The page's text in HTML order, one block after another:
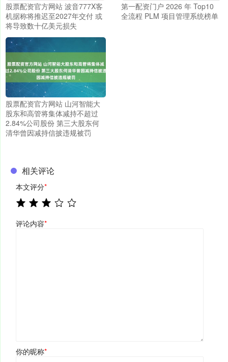
股票配资官方网站 波音777X客
机据称将推迟至2027年交付 或
将导致数十亿美元损失
第一配资门户 2026 年 Top10
全流程 PLM 项目管理系统榜单
股票配资官方网站 山河智能大
股东和高管将集体减持不超过
2.84%公司股份 第三大股东何
清华曾因减持信披违规被罚
相关评论
本文评分*
评论内容*
你的昵称*